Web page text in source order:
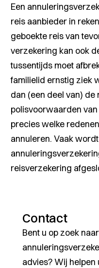
Een
reis aanbieder in
geboekte reis van
verzekering kan ook
tussentijds moet
familielid ernstig ziek
dan (een deel van) de
polisvoorwaarden
precies welke
annuleren.Vaak
reisverzekering
Contact
Bent u op zoek
advies? Wij